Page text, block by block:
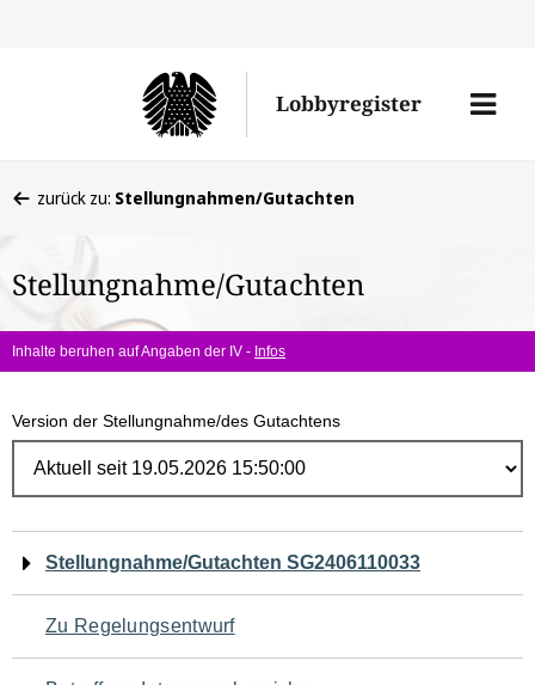
Lobbyregister
Menü
befinden
hier:
zurück zu: Stellungnahmen/Gutachten
Stellungnahme/Gutachten
Inhalte beruhen auf Angaben der IV - Infos
Version der Stellungnahme/des Gutachtens
Navigation
für
den
Stellungnahme/Gutachten SG2406110033
Zu Regelungsentwurf